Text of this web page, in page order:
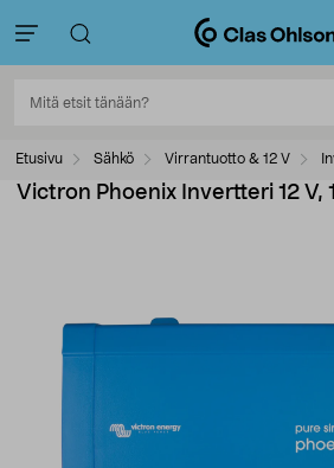
Etusivu Sähkö Virrantuotto & 12 V
Victron Phoenix Invertteri 12 V,